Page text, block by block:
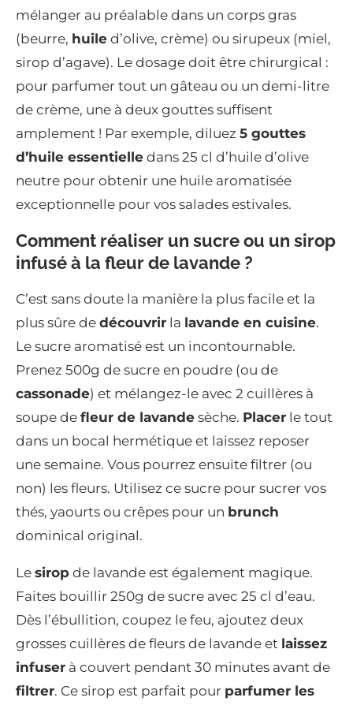
mélanger au préalable dans un corps gras
(beurre, huile d’olive, crème) ou sirupeux (miel,
sirop d’agave). Le dosage doit être chirurgical :
pour parfumer tout un gâteau ou un demi-litre
de crème, une à deux gouttes suffisent
amplement ! Par exemple, diluez 5 gouttes
d’huile essentielle dans 25 cl d’huile d’olive
neutre pour obtenir une huile aromatisée
exceptionnelle pour vos salades estivales.
Comment réaliser un sucre ou un sirop
infusé à la fleur de lavande ?
C’est sans doute la manière la plus facile et la
plus sûre de découvrir la lavande en cuisine.
Le sucre aromatisé est un incontournable.
Prenez 500g de sucre en poudre (ou de
cassonade) et mélangez-le avec 2 cuillères à
soupe de fleur de lavande sèche. Placer le tout
dans un bocal hermétique et laissez reposer
une semaine. Vous pourrez ensuite filtrer (ou
non) les fleurs. Utilisez ce sucre pour sucrer vos
thés, yaourts ou crêpes pour un brunch
dominical original.
Le sirop de lavande est également magique.
Faites bouillir 250g de sucre avec 25 cl d’eau.
Dès l’ébullition, coupez le feu, ajoutez deux
grosses cuillères de fleurs de lavande et laissez
infuser à couvert pendant 30 minutes avant de
filtrer. Ce sirop est parfait pour parfumer les